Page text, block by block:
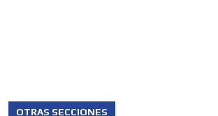
OTRAS SECCIONES